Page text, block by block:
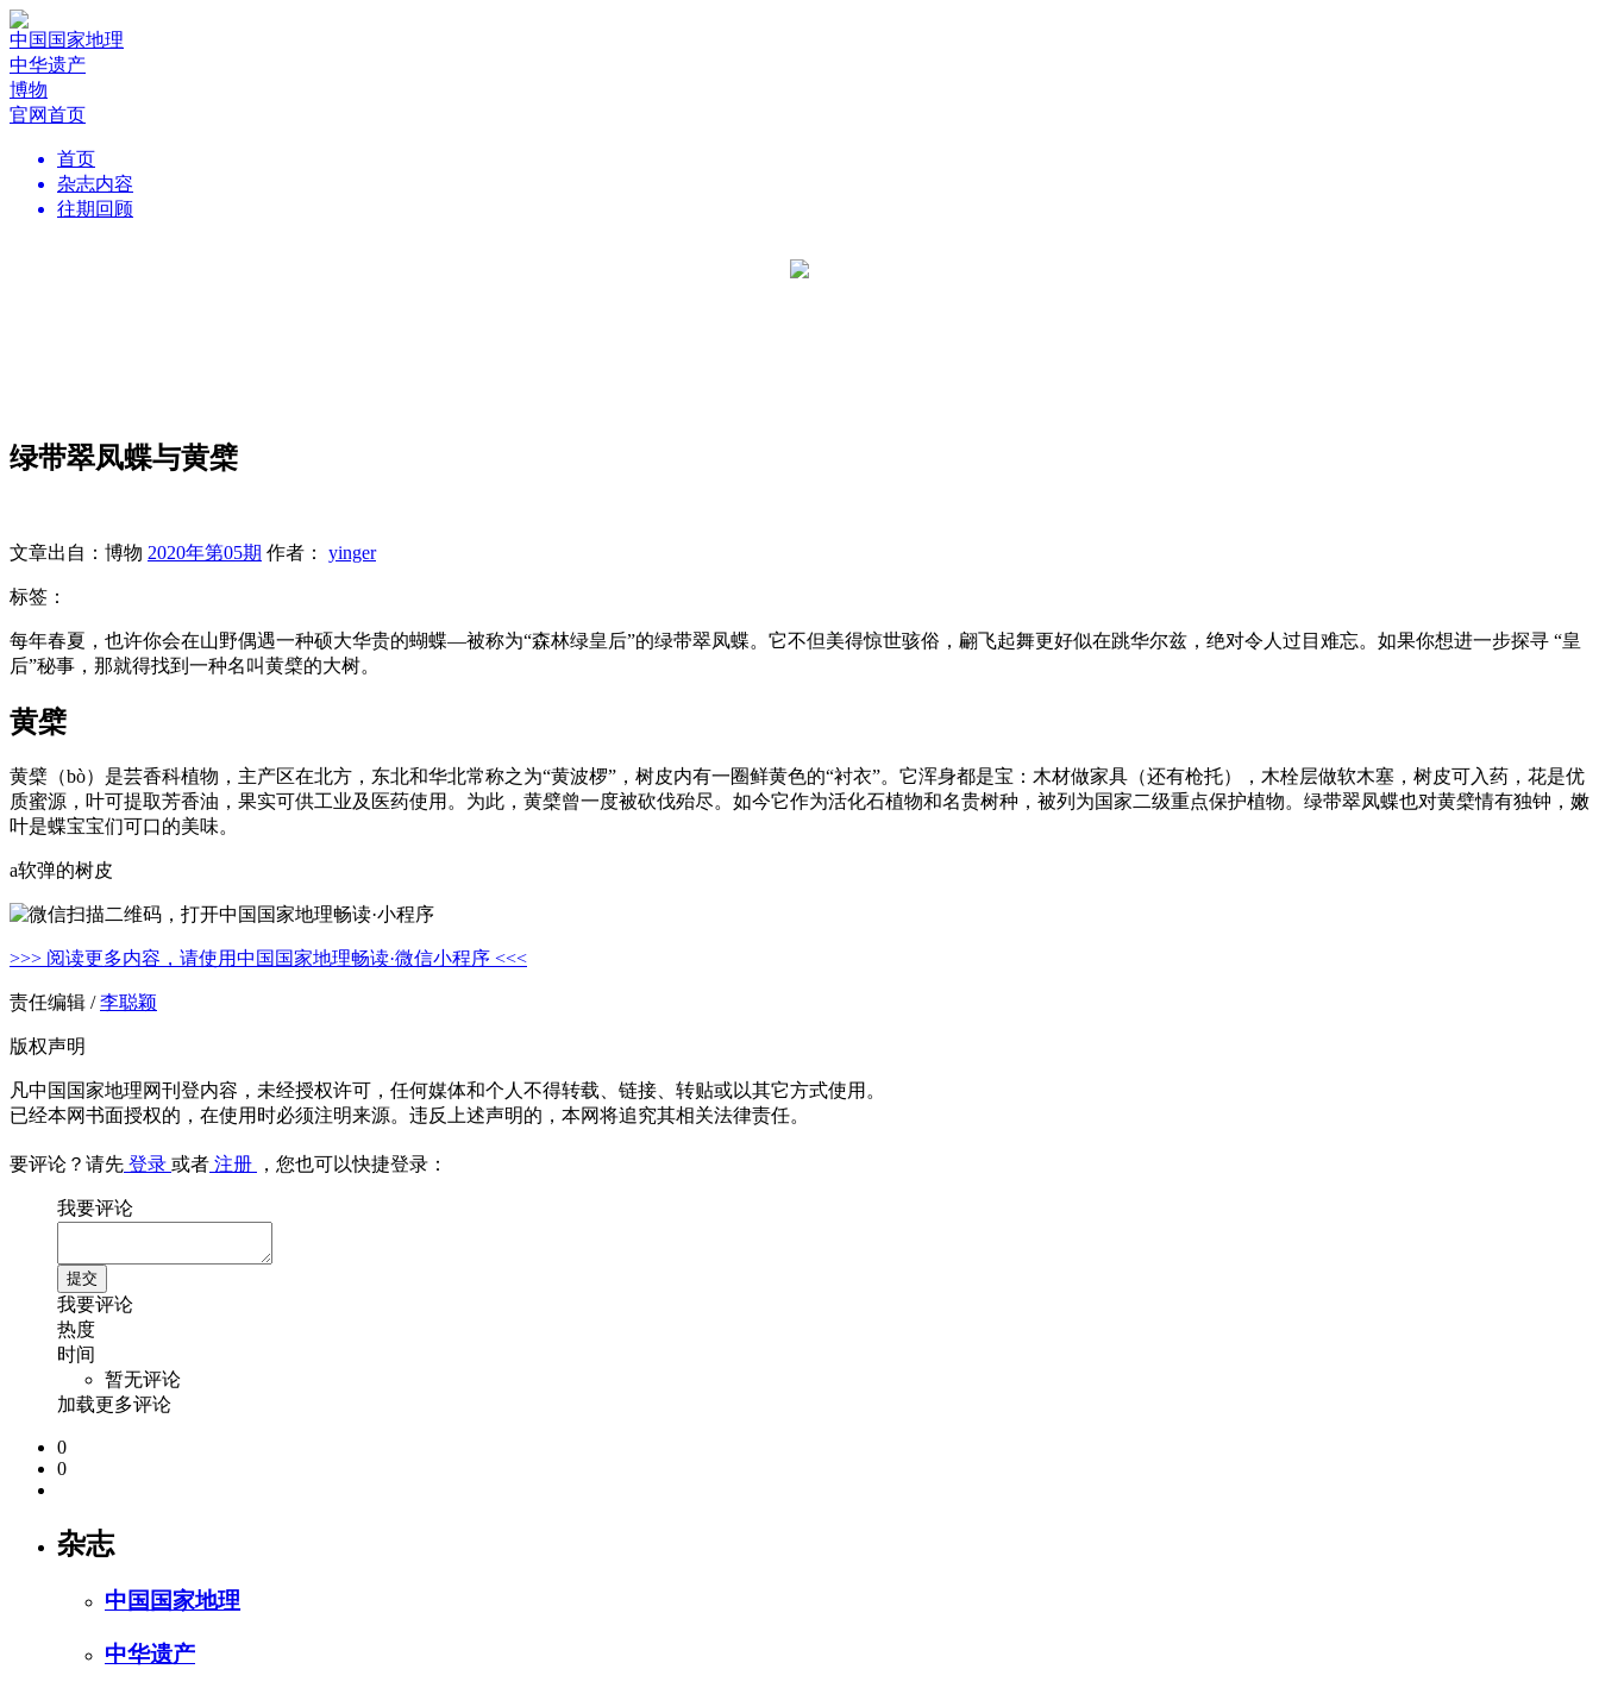
中国国家地理
中华遗产
博物
官网首页
首页
杂志内容
往期回顾
绿带翠凤蝶与黄檗
文章出自：博物 2020年第05期 作者： yinger
标签：
每年春夏，也许你会在山野偶遇一种硕大华贵的蝴蝶—被称为“森林绿皇后”的绿带翠凤蝶。它不但美得惊世骇俗，翩飞起舞更好似在跳华尔兹，绝对令人过目难忘。如果你想进一步探寻 “皇
后”秘事，那就得找到一种名叫黄檗的大树。
黄檗
黄檗（bò）是芸香科植物，主产区在北方，东北和华北常称之为“黄波椤”，树皮内有一圈鲜黄色的“衬衣”。它浑身都是宝：木材做家具（还有枪托），木栓层做软木塞，树皮可入药，花是优
质蜜源，叶可提取芳香油，果实可供工业及医药使用。为此，黄檗曾一度被砍伐殆尽。如今它作为活化石植物和名贵树种，被列为国家二级重点保护植物。绿带翠凤蝶也对黄檗情有独钟，嫩
叶是蝶宝宝们可口的美味。
a软弹的树皮
>>> 阅读更多内容，请使用中国国家地理畅读·微信小程序 <<<
责任编辑 /李聪颖
版权声明
凡中国国家地理网刊登内容，未经授权许可，任何媒体和个人不得转载、链接、转贴或以其它方式使用。
已经本网书面授权的，在使用时必须注明来源。违反上述声明的，本网将追究其相关法律责任。
要评论？请先 登录 或者 注册 ，您也可以快捷登录：
我要评论
我要评论
热度
时间
暂无评论
加载更多评论
0
0
杂志
中国国家地理
中华遗产